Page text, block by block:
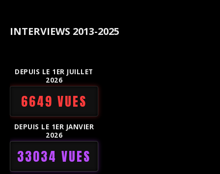
INTERVIEWS 2013-2025
DEPUIS LE 1ER JUILLET
2026
6649 VUES
DEPUIS LE 1ER JANVIER
2026
33034 VUES